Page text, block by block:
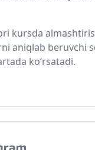
kursda
aniqlab beruvchi
ko‘rsatadi.